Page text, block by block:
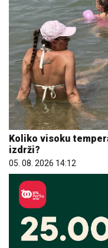
Koliko visoku
izdrži?
05. 08. 2026 14:12